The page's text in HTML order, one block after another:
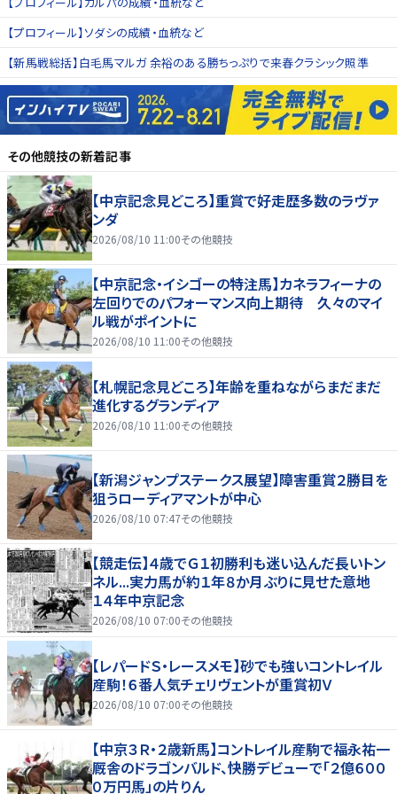
【プロフィール】ソダシの成績・血統など
【新馬戦総括】白毛馬マルガ 余裕のある勝ちっぷりで来春クラシック照準
その他競技の新着記事
【中京記念見どころ】重賞で好走歴多数のラヴァ
ンダ
2026/08/10 11:00その他競技
【中京記念・イシゴーの特注馬】カネラフィーナの
左回りでのパフォーマンス向上期待 久々のマイ
ル戦がポイントに
2026/08/10 11:00その他競技
【札幌記念見どころ】年齢を重ねながらまだまだ
進化するグランディア
2026/08/10 11:00その他競技
【新潟ジャンプステークス展望】障害重賞２勝目を
狙うローディアマントが中心
2026/08/10 07:47その他競技
【競走伝】４歳でＧ１初勝利も迷い込んだ長いトン
ネル...実力馬が約１年８か月ぶりに見せた意地
１４年中京記念
2026/08/10 07:00その他競技
【レパードＳ・レースメモ】砂でも強いコントレイル
産駒！６番人気チェリヴェントが重賞初Ｖ
2026/08/10 07:00その他競技
【中京３Ｒ・２歳新馬】コントレイル産駒で福永祐一
厩舎のドラゴンバルド、快勝デビューで「２億６００
０万円馬」の片りん